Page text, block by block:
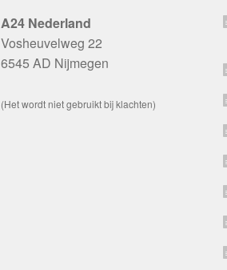
A24 Nederland
Vosheuvelweg 22
6545 AD Nijmegen
(Het wordt niet gebruikt bij klachten)